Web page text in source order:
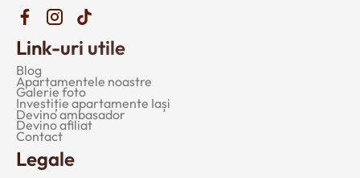
Link-uri utile
Blog
Apartamentele noastre
Galerie foto
Investiție apartamente Iași
Devino ambasador
Devino afiliat
Contact
Legale